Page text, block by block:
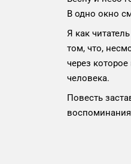
В одно окно
Я как
том, что,
через
человека.
Повесть